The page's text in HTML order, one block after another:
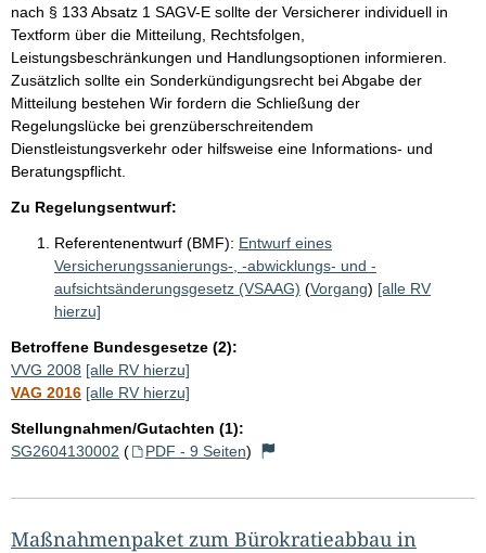
nach § 133 Absatz 1 SAGV-E sollte der Versicherer individuell in
Textform über die Mitteilung, Rechtsfolgen,
Leistungsbeschränkungen und Handlungsoptionen informieren.
Zusätzlich sollte ein Sonderkündigungsrecht bei Abgabe der
Mitteilung bestehen Wir fordern die Schließung der
Regelungslücke bei grenzüberschreitendem
Dienstleistungsverkehr oder hilfsweise eine Informations- und
Beratungspflicht.
Zu Regelungsentwurf:
Referentenentwurf (BMF): Entwurf eines
Versicherungssanierungs-, -abwicklungs- und -
aufsichtsänderungsgesetz (VSAAG) (Vorgang) [alle RV
hierzu]
Betroffene Bundesgesetze (2):
VVG 2008 [alle RV hierzu]
VAG 2016 [alle RV hierzu]
Stellungnahmen/Gutachten (1):
SG2604130002 ( PDF - 9 Seiten)
Maßnahmenpaket zum Bürokratieabbau in